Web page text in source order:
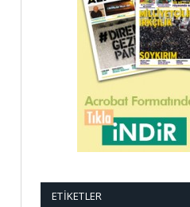
ETIKETLER